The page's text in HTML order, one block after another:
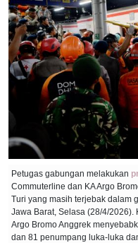
Petugas gabungan melakukan
Commuterline dan KA Argo
Turi yang masih terjebak dalam
Jawa Barat, Selasa (28/4/
Argo Bromo Anggrek
dan 81 penumpang luka-luka